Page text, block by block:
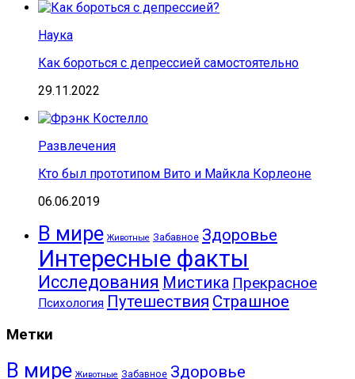
Наука
Как бороться с депрессией самостоятельно
29.11.2022
Развлечения
Кто был прототипом Вито и Майкла Корлеоне
06.06.2019
В мире Животные Забавное Здоровье
Интересные факты
Исследования Мистика Прекрасное
Психология Путешествия Страшное
Метки
В мире Животные Забавное Здоровье